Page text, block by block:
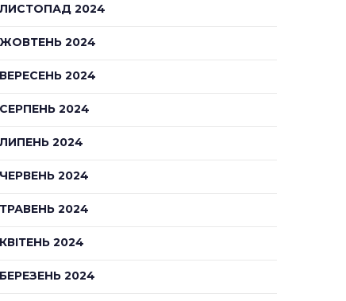
ЛИСТОПАД 2024
ЖОВТЕНЬ 2024
ВЕРЕСЕНЬ 2024
СЕРПЕНЬ 2024
ЛИПЕНЬ 2024
ЧЕРВЕНЬ 2024
ТРАВЕНЬ 2024
КВІТЕНЬ 2024
БЕРЕЗЕНЬ 2024